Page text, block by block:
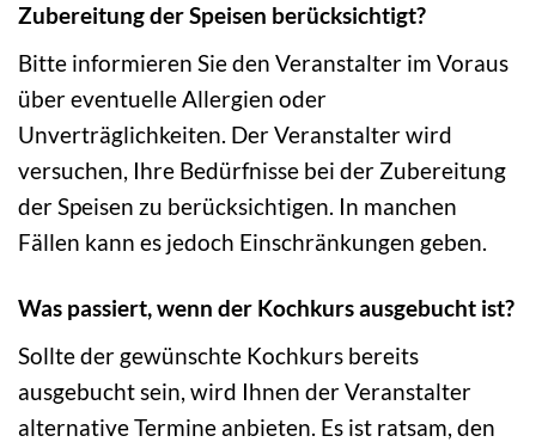
Zubereitung der Speisen berücksichtigt?
Bitte informieren Sie den Veranstalter im Voraus
über eventuelle Allergien oder
Unverträglichkeiten. Der Veranstalter wird
versuchen, Ihre Bedürfnisse bei der Zubereitung
der Speisen zu berücksichtigen. In manchen
Fällen kann es jedoch Einschränkungen geben.
Was passiert, wenn der Kochkurs ausgebucht ist?
Sollte der gewünschte Kochkurs bereits
ausgebucht sein, wird Ihnen der Veranstalter
alternative Termine anbieten. Es ist ratsam, den